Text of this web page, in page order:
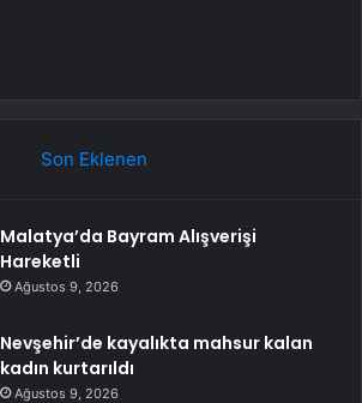
Son Eklenen
Malatya’da Bayram Alışverişi
Hareketli
Ağustos 9, 2026
Nevşehir’de kayalıkta mahsur kalan
kadın kurtarıldı
Ağustos 9, 2026